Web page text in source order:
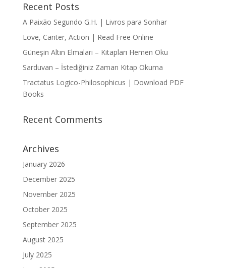
Recent Posts
A Paixão Segundo G.H. | Livros para Sonhar
Love, Canter, Action | Read Free Online
Güneşin Altın Elmaları – Kitapları Hemen Oku
Sarduvan – İstediğiniz Zaman Kitap Okuma
Tractatus Logico-Philosophicus | Download PDF
Books
Recent Comments
Archives
January 2026
December 2025
November 2025
October 2025
September 2025
August 2025
July 2025